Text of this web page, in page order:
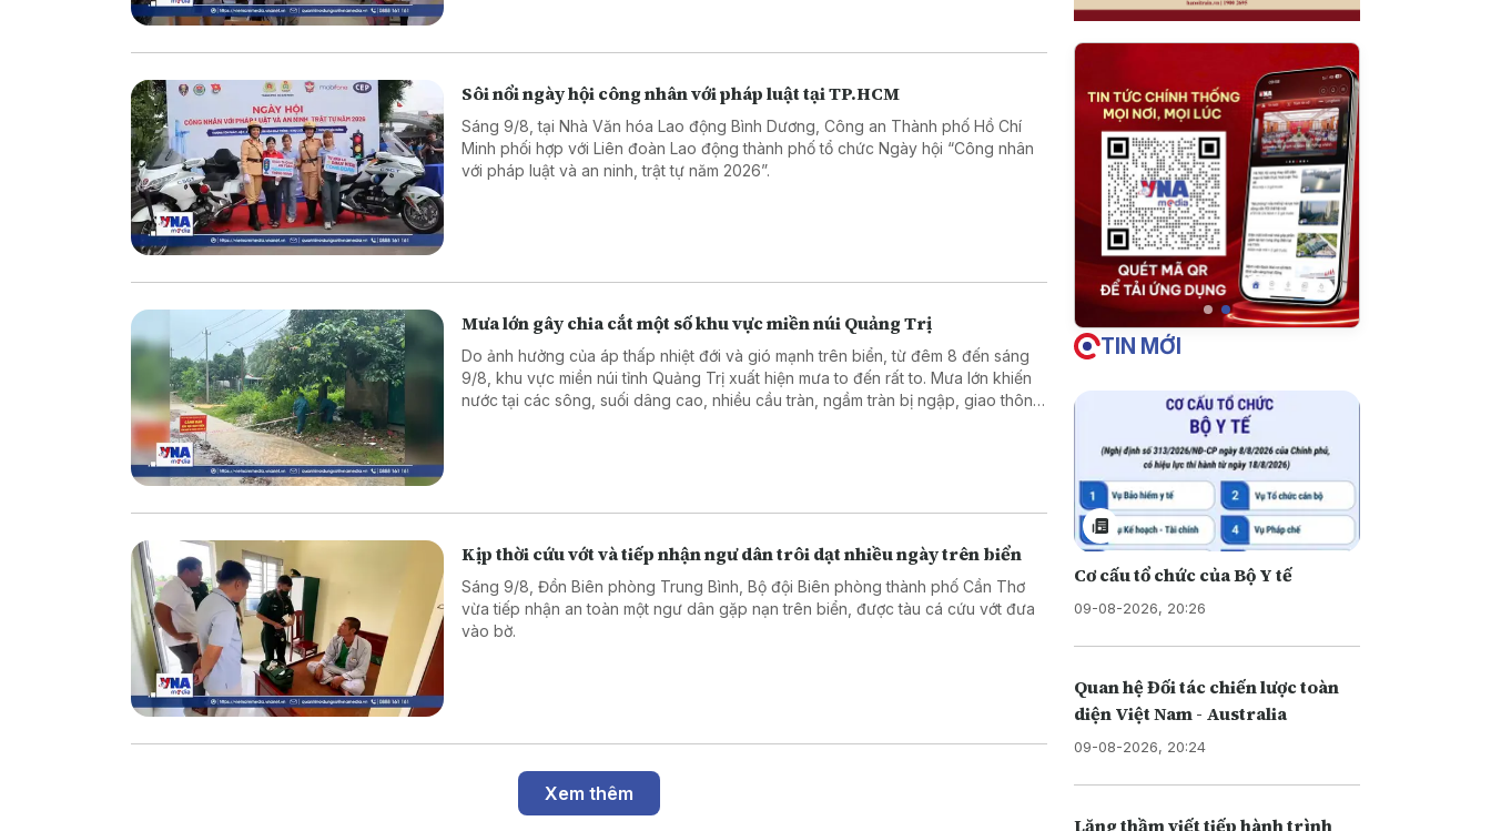
Sôi nổi ngày hội công nhân với pháp luật tại TP.HCM
Sáng 9/8, tại Nhà Văn hóa Lao động Bình Dương, Công an Thành phố Hồ Chí
Minh phối hợp với Liên đoàn Lao động thành phố tổ chức Ngày hội “Công nhân
với pháp luật và an ninh, trật tự năm 2026”.
Mưa lớn gây chia cắt một số khu vực miền núi Quảng Trị
Do ảnh hưởng của áp thấp nhiệt đới và gió mạnh trên biển, từ đêm 8 đến sáng
9/8, khu vực miền núi tỉnh Quảng Trị xuất hiện mưa to đến rất to. Mưa lớn khiến
nước tại các sông, suối dâng cao, nhiều cầu tràn, ngầm tràn bị ngập, giao thông
Kịp thời cứu vớt và tiếp nhận ngư dân trôi dạt nhiều ngày trên biển
Sáng 9/8, Đồn Biên phòng Trung Bình, Bộ đội Biên phòng thành phố Cần Thơ
vừa tiếp nhận an toàn một ngư dân gặp nạn trên biển, được tàu cá cứu vớt đưa
vào bờ.
Xem thêm
TIN MỚI
Cơ cấu tổ chức của Bộ Y tế
09-08-2026, 20:26
Quan hệ Đối tác chiến lược toàn
diện Việt Nam - Australia
09-08-2026, 20:24
Lặng thầm viết tiếp hành trình